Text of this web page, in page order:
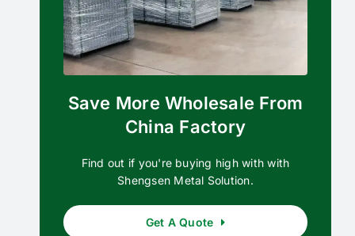
Save More Wholesale From
China Factory
Find out if you're buying high with with
Shengsen Metal Solution.
Get A Quote